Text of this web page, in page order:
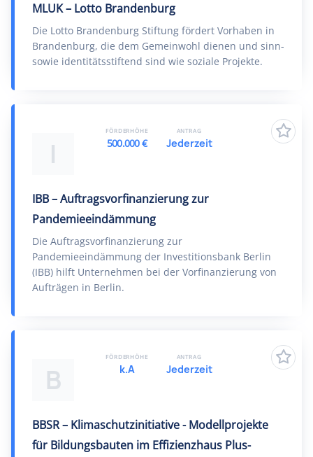
MLUK – Lotto Brandenburg
Die Lotto Brandenburg Stiftung fördert Vorhaben in
Brandenburg, die dem Gemeinwohl dienen und sinn-
sowie identitätsstiftend sind wie soziale Projekte.
I
IBB – Auftragsvorfinanzierung zur
Pandemieeindämmung
Die Auftragsvorfinanzierung zur
Pandemieeindämmung der Investitionsbank Berlin
(IBB) hilft Unternehmen bei der Vorfinanzierung von
Aufträgen in Berlin.
FÖRDERHÖHE
500.000 €
ANTRAG
Jederzeit
B
BBSR – Klimaschutzinitiative - Modellprojekte
für Bildungsbauten im Effizienzhaus Plus-
FÖRDERHÖHE
k.A
ANTRAG
Jederzeit